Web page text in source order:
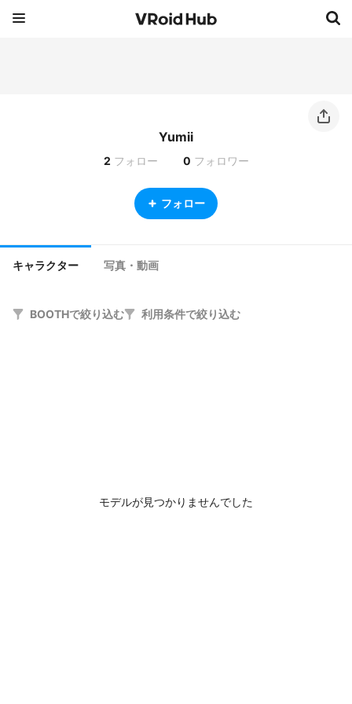
Yumii
2 フォロー 0 フォロワー
フォロー
キャラクター 写真・動画
BOOTHで絞り込む 利用条件で絞り込む
モデルが見つかりませんでした